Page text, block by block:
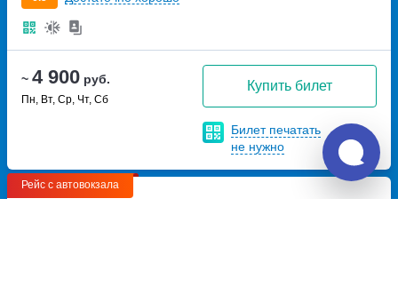
~ 4 900 руб.
Пн, Вт, Ср, Чт, Сб
Купить билет
Билет печатать
не нужно
Рейс с автовокзала